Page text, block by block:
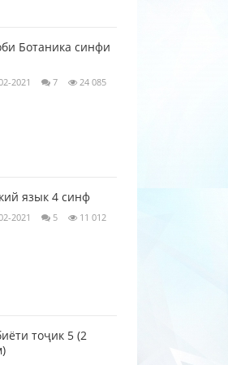
Ботаника синфи
2021 7 24 085
язык 4 синф
2021 5 11 012
тоҷик 5 (2